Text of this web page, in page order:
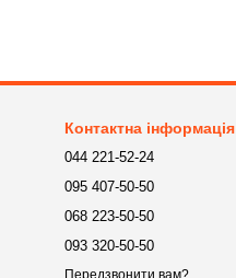
Контактна інформація
044 221-52-24
095 407-50-50
068 223-50-50
093 320-50-50